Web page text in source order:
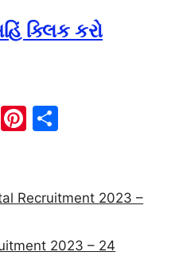
ક્લિક કરો
E
Pi
e e
Recruitment 2023 –
2023 – 24